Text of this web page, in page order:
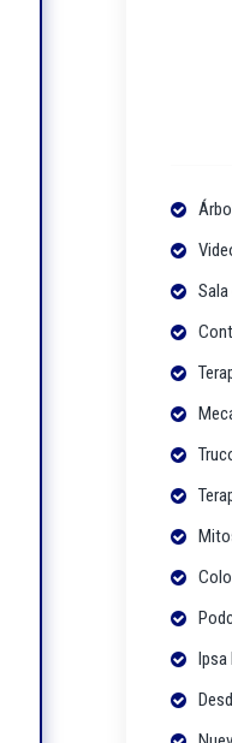
Sala
Ipsa